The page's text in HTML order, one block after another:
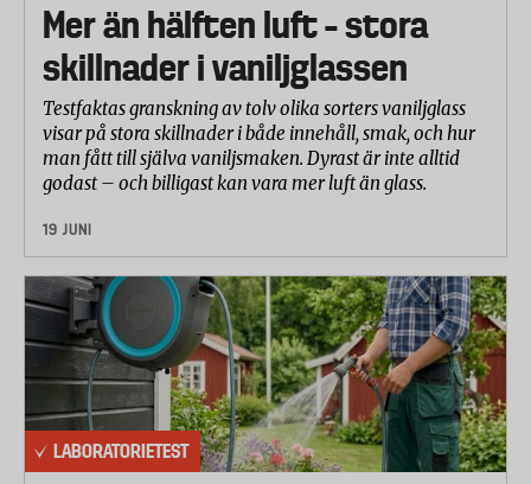
Mer än hälften luft – stora
skillnader i vaniljglassen
Testfaktas granskning av tolv olika sorters vaniljglass
visar på stora skillnader i både innehåll, smak, och hur
man fått till själva vaniljsmaken. Dyrast är inte alltid
godast – och billigast kan vara mer luft än glass.
19 JUNI
LABORATORIETEST